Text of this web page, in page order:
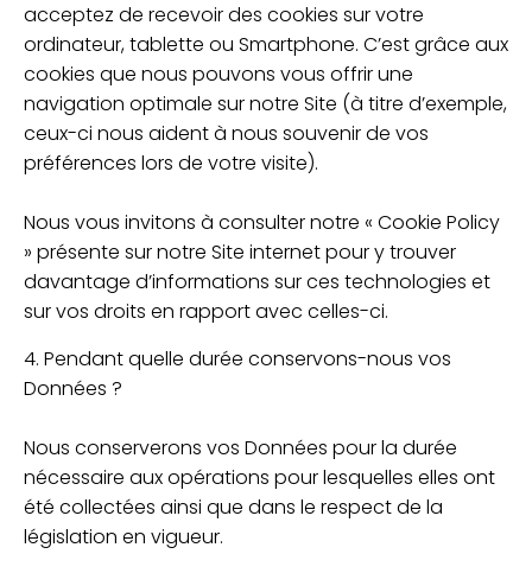
acceptez de recevoir des cookies sur votre
ordinateur, tablette ou Smartphone. C’est grâce aux
cookies que nous pouvons vous offrir une
navigation optimale sur notre Site (à titre d’exemple,
ceux-ci nous aident à nous souvenir de vos
préférences lors de votre visite).
Nous vous invitons à consulter notre « Cookie Policy
» présente sur notre Site internet pour y trouver
davantage d’informations sur ces technologies et
sur vos droits en rapport avec celles-ci.
4. Pendant quelle durée conservons-nous vos
Données ?
Nous conserverons vos Données pour la durée
nécessaire aux opérations pour lesquelles elles ont
été collectées ainsi que dans le respect de la
législation en vigueur.